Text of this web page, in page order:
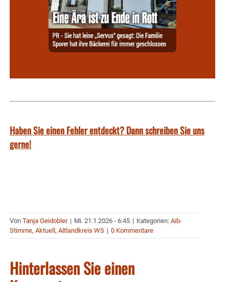
Haben Sie einen Fehler entdeckt? Dann schreiben Sie uns
gerne!
Von Tanja Geidobler | Mi. 21.1.2026 - 6:45 | Kategorien: Aib-
Stimme, Aktuell , Altlandkreis WS | 0 Kommentare
Hinterlassen Sie einen